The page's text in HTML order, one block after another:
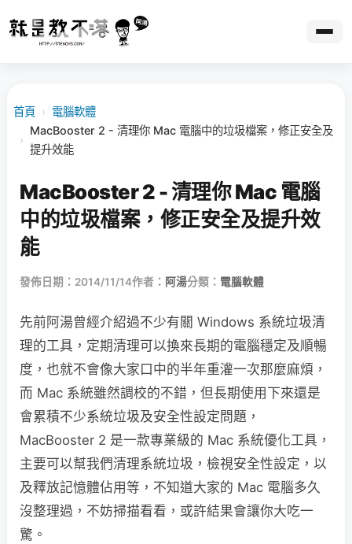
首頁 › 電腦軟體
›
MacBooster 2 - 清理你 Mac 電腦中的垃圾檔案，修正安全及
提升效能
MacBooster 2 - 清理你 Mac 電腦
中的垃圾檔案，修正安全及提升效
能
發佈日期：2014/11/14作者： 阿湯分類： 電腦軟體
先前阿湯曾經介紹過不少有關 Windows 系統垃圾清
理的工具，定期清理可以換來長期的電腦穩定及順暢
度，也就不會像大家口中的半年重灌一次那麼麻煩，
而 Mac 系統雖然調校的不錯，但長期使用下來還是
會累積不少系統垃圾及安全性設定問題，
MacBooster 2 是一款專業級的 Mac 系統優化工具，
主要可以幫我們清理系統垃圾，檢視安全性設定，以
及釋放記憶體佔用等，不知道大家的 Mac 電腦多久
沒整理過，不妨掃描看看，或許結果會讓你大吃一
驚。